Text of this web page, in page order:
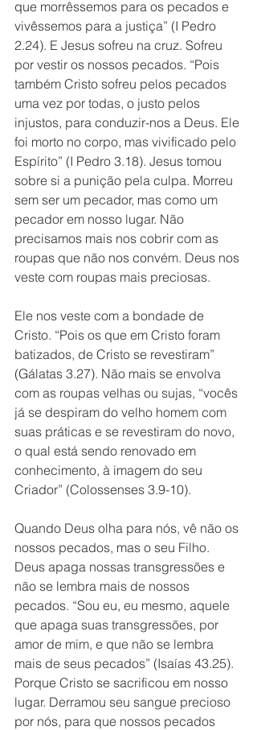
que morrêssemos para os pecados e
vivêssemos para a justiça” (I Pedro
2.24). E Jesus sofreu na cruz. Sofreu
por vestir os nossos pecados. “Pois
também Cristo sofreu pelos pecados
uma vez por todas, o justo pelos
injustos, para conduzir-nos a Deus. Ele
foi morto no corpo, mas vivificado pelo
Espírito” (I Pedro 3.18). Jesus tomou
sobre si a punição pela culpa. Morreu
sem ser um pecador, mas como um
pecador em nosso lugar. Não
precisamos mais nos cobrir com as
roupas que não nos convém. Deus nos
veste com roupas mais preciosas.
Ele nos veste com a bondade de
Cristo. “Pois os que em Cristo foram
batizados, de Cristo se revestiram”
(Gálatas 3.27). Não mais se envolva
com as roupas velhas ou sujas, “vocês
já se despiram do velho homem com
suas práticas e se revestiram do novo,
o qual está sendo renovado em
conhecimento, à imagem do seu
Criador” (Colossenses 3.9-10).
Quando Deus olha para nós, vê não os
nossos pecados, mas o seu Filho.
Deus apaga nossas transgressões e
não se lembra mais de nossos
pecados. “Sou eu, eu mesmo, aquele
que apaga suas transgressões, por
amor de mim, e que não se lembra
mais de seus pecados” (Isaías 43.25).
Porque Cristo se sacrificou em nosso
lugar. Derramou seu sangue precioso
por nós, para que nossos pecados